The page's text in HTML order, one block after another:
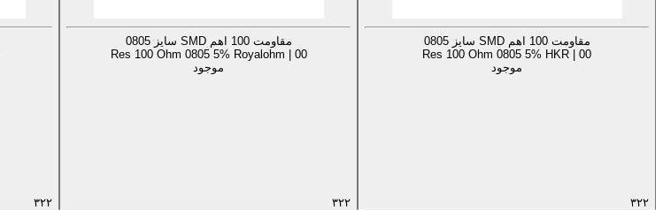
مقاومت 100 اهم SMD سایز 0805
Res 100 Ohm 0805 5% HKR | 00
موجود
۳۲۲
مقاومت 100 اهم SMD سایز 0805
Res 100 Ohm 0805 5% Royalohm | 00
موجود
۳۲۲ ۳۲۲